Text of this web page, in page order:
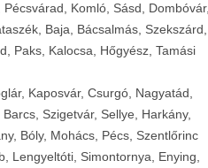
betekintésekkel.
weboldal-keszites.co
erősítési módszerek
alapú Google Ads és Meta
kampánykezelés.
hirdetési költségvetését
aikampany.hu
AI hirdetési automatizálás
Ipari Dagasztógép +
ipari dagasztógépek és
gépek pékségek és
konyhák számára.
konstrukció megbízható
Ipari Szeletelőgép+
és sajtszeletelő gépek
Komló, Sásd, Dombóvár,
Baja, Bácsalmás, Szekszárd,
Paks, Kalocsa, Hőgyész, Tamási
Kaposvár, Csurgó, Nagyatád,
Szigetvár, Sellye, Harkány,
Bóly, Mohács, Pécs, Szentlőrinc
Lengyeltóti, Simontornya, Enying,